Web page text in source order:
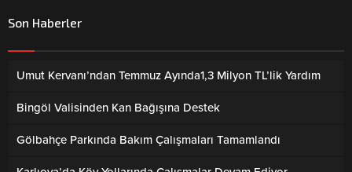
Son Haberler
Umut Kervanı’ndan Temmuz Ayında1,3 Milyon TL’lik Yardım
Bingöl Valisinden Kan Bağışına Destek
Gölbahçe Parkında Bakım Çalışmaları Tamamlandı